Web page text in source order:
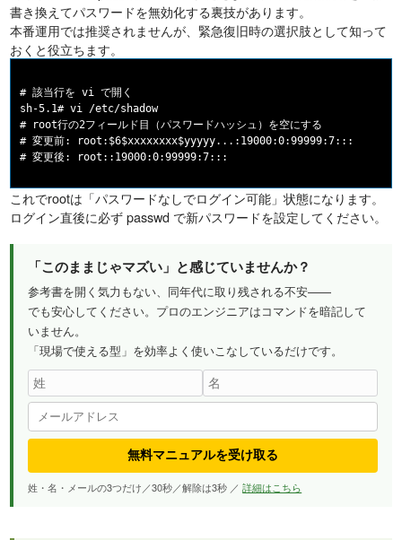
書き換えてパスワードを無効化する裏技があります。
本番運用では推奨されませんが、緊急復旧時の選択肢として知って
おくと役立ちます。
# 該当行を vi で開く
sh-5.1# vi /etc/shadow
# root行の2フィールド目（パスワードハッシュ）を空にする
# 変更前: root:$6$xxxxxxxx$yyyyy...:19000:0:99999:7:::
これでrootは「パスワードなしでログイン可能」状態になります。
ログイン直後に必ず passwd で新パスワードを設定してください。
「このままじゃマズい」と感じていませんか？
参考書を開く気力もない、同年代に取り残される不安——
でも安心してください。プロのエンジニアはコマンドを暗記して
いません。
「現場で使える型」を効率よく使いこなしているだけです。
無料マニュアルを受け取る
姓・名・メールの3つだけ／30秒／解除は3秒 ／詳細はこちら